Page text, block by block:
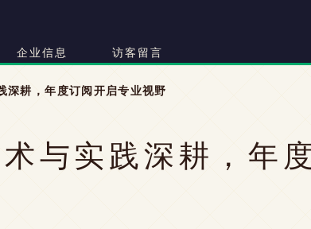
企业信息 访客留言
深耕，年度订阅开启专业视野
与实践深耕，年